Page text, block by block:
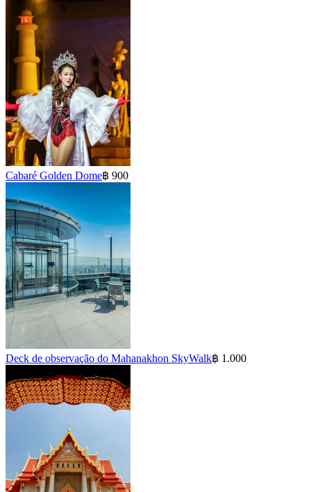
Cabaré Golden Dome฿ 900
Deck de observação do Mahanakhon SkyWalk฿ 1.000